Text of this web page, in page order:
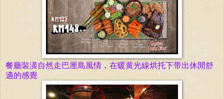
餐廳裝潢自然走巴厘島風情，在暖黄光線烘托下带出休閒舒
適的感覺